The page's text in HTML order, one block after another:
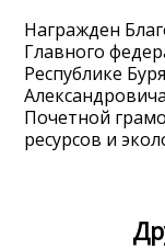
Награжден
Главного
Республике
Почетной
ресурсов и